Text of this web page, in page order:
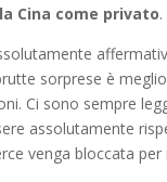
Cina come privato.
sorprese è
Ci sono sempre
assolutamente
venga bloccata per